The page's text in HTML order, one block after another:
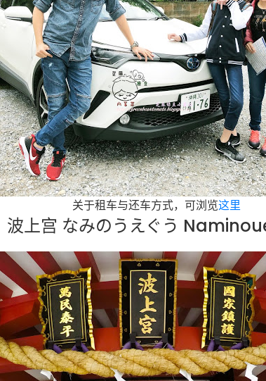
关于租车与还车方式，可浏览这里
波上宫 なみのうえぐう